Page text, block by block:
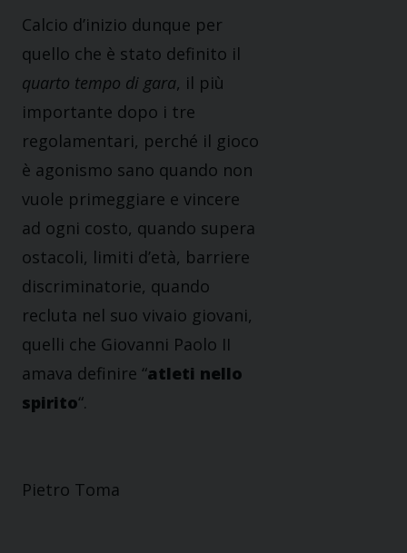
Calcio d’inizio dunque per
quello che è stato definito il
quarto tempo di gara, il più
importante dopo i tre
regolamentari, perché il gioco
è agonismo sano quando non
vuole primeggiare e vincere
ad ogni costo, quando supera
ostacoli, limiti d’età, barriere
discriminatorie, quando
recluta nel suo vivaio giovani,
quelli che Giovanni Paolo II
amava definire “atleti nello
spirito“.
Pietro Toma